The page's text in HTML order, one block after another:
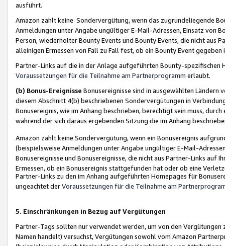
ausführt.
Amazon zahlt keine Sondervergütung, wenn das zugrundeliegende
Anmeldungen unter Angabe ungültiger E-Mail-Adressen, Einsatz von
Person, wiederholter Bounty Events und Bounty Events, die nicht
alleinigen Ermessen von Fall zu Fall fest, ob ein Bounty Event
Partner-Links auf die in der Anlage aufgeführten Bounty-spezifischen
Voraussetzungen für die Teilnahme am Partnerprogramm erlaubt.
(b) Bonus-Ereignisse Bonusereignisse sind in ausgewählten Ländern
diesem Abschnitt 4(b) beschriebenen Sondervergütungen in
Bonusereignis, wie im Anhang beschrieben, berechtigt sein muss,
während der sich daraus ergebenden Sitzung die im Anhang
Amazon zahlt keine Sondervergütung, wenn ein Bonusereignis
(beispielsweise Anmeldungen unter Angabe ungültiger E-Mail-
Bonusereignisse und Bonusereignisse, die nicht aus Partner-Links auf
Ermessen, ob ein Bonusereignis stattgefunden hat oder ob eine
Partner-Links zu den im Anhang aufgeführten Homepages für
ungeachtet derVoraussetzungen für die Teilnahme am
5. Einschränkungen in Bezug auf Vergütungen
Partner-Tags sollten nur verwendet werden, um von den
Namen handelt) versuchst, Vergütungen sowohl vom Amazon